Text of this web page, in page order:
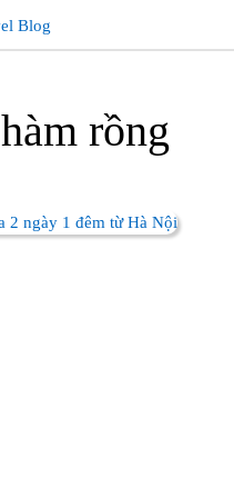
hàm rồng